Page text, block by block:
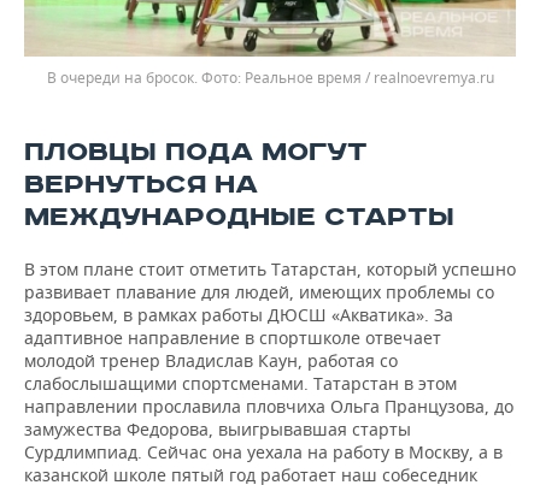
В очереди на бросок. Реальное время / realnoevremya.ru
ПЛОВЦЫ ПОДА МОГУТ
ВЕРНУТЬСЯ НА
МЕЖДУНАРОДНЫЕ СТАРТЫ
В этом плане стоит отметить Татарстан, который успешно
развивает плавание для людей, имеющих проблемы со
здоровьем, в рамках работы ДЮСШ «Акватика». За
адаптивное направление в спортшколе отвечает
молодой тренер Владислав Каун, работая со
слабослышащими спортсменами. Татарстан в этом
направлении прославила пловчиха Ольга Пранцузова, до
замужества Федорова, выигрывавшая старты
Сурдлимпиад. Сейчас она уехала на работу в Москву, а в
казанской школе пятый год работает наш собеседник